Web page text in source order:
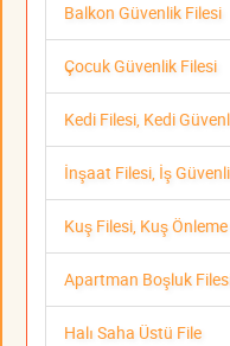
Balkon Güvenlik Filesi
Çocuk Güvenlik Filesi
Kedi Filesi, Kedi
İnşaat Filesi, İş
Kuş Filesi, Kuş
Apartman Boşluk
Halı Saha Üstü File